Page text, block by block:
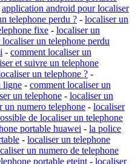
application android pour localiser
telephone perdu ? - localiser un
fixe - localiser un
un telephone perdu
- comment localiser un
et suivre un telephone
un telephone ? -
ligne - comment localiser un
un telephone - localiser un
un numero telephone - localiser
de localiser un telephone
portable huawei - la police
- localiser un telephone
un numero de telephone
portable eteint - localiser